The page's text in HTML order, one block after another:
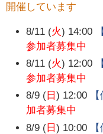
開催しています
8/11 (火) 14:00
参加者募集中
8/11 (火) 12:00
参加者募集中
8/9 ( 日) 12:00
加者募集中
8/9 ( 日) 10:00